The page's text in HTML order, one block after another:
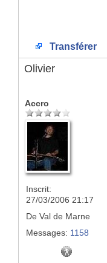
Transférer
Olivier
Accro
Inscrit:
27/03/2006 21:17
De Val de Marne
Messages: 1158